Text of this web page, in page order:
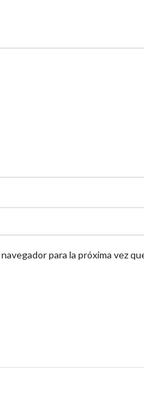
para la próxima vez